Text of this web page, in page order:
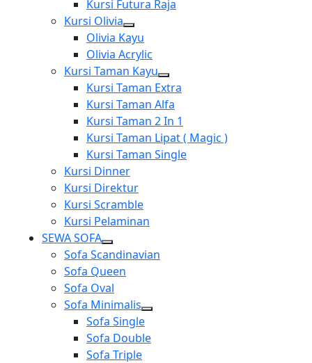
Kursi Futura Raja
Kursi Olivia
Show
sub
menu
Olivia Kayu
Olivia Acrylic
Kursi Taman Kayu
Show
sub
menu
Kursi Taman Extra
Kursi Taman Alfa
Kursi Taman 2 In 1
Kursi Taman Lipat ( Magic )
Kursi Taman Single
Kursi Dinner
Kursi Direktur
Kursi Scramble
Kursi Pelaminan
SEWA SOFA
Show
sub
menu
Sofa Scandinavian
Sofa Queen
Sofa Oval
Sofa Minimalis
sub
Sofa Single
Sofa Double
Sofa Triple